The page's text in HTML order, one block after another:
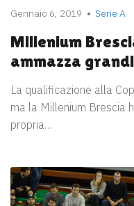
Gennaio 6, 2019 Serie A
Millenium
ammazza grandi
La qualificazione alla
ma la Millenium Brescia
propria…